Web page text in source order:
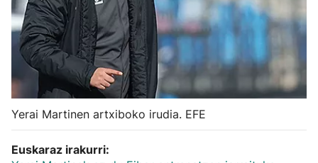
Atletismo
Carreras de montaña
Más deportes
"Helmuga"
Yerai Martinen artxiboko irudia. EFE
Euskaraz irakurri: